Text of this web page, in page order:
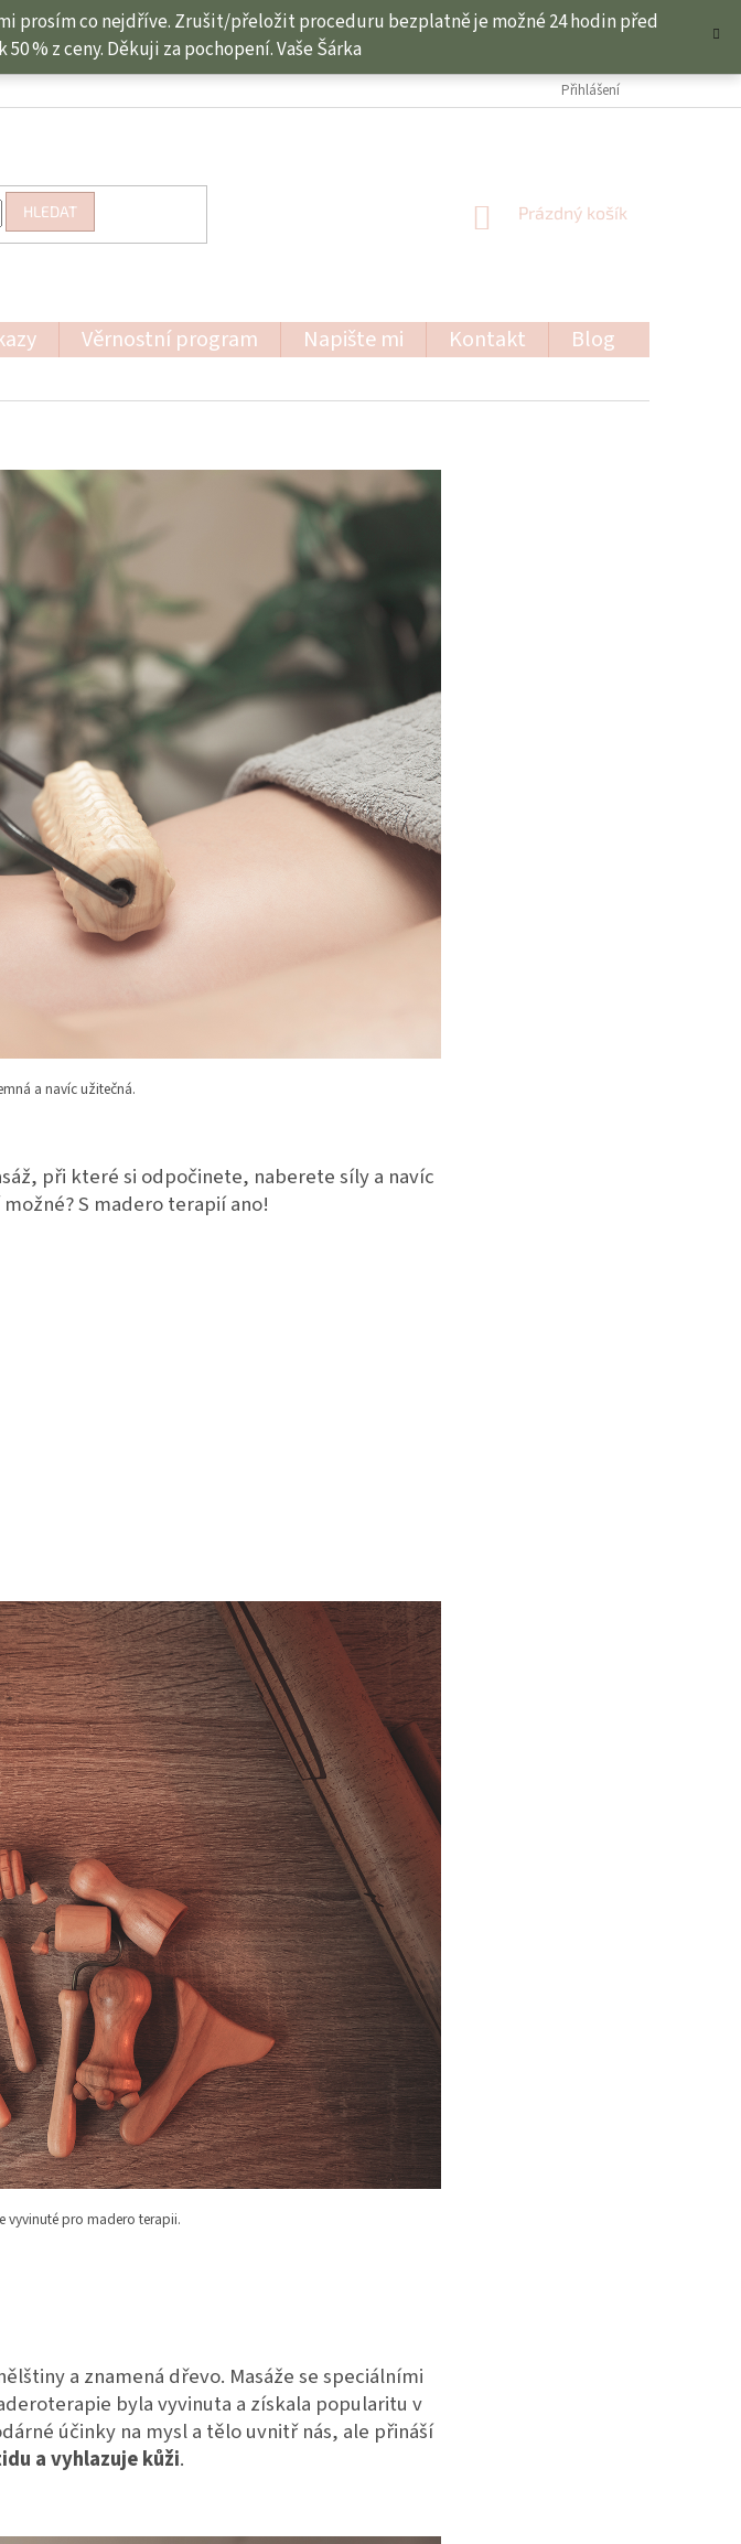
prosím co nejdříve. Zrušit/přeložit proceduru bezplatně je možné 24 hodin před
% z ceny. Děkuji za pochopení. Vaše Šárka
Přihlášení
HLEDAT
NÁKUPNÍ
Prázdný košík
Věrnostní program Napište mi Kontakt Blog
a navíc užitečná.
při které si odpočinete, naberete síly a navíc
S madero terapií ano!
vyvinuté pro madero terapii.
a znamená dřevo. Masáže se speciálními
byla vyvinuta a získala popularitu v
účinky na mysl a tělo uvnitř nás, ale přináší
a vyhlazuje kůži.